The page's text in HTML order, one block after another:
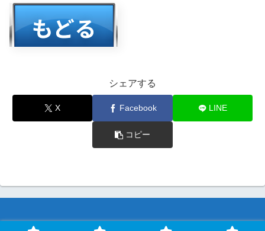
シェアする
X Facebook LINE
コピー